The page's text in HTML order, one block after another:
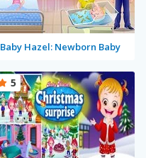
Baby Hazel: Newborn Baby
5